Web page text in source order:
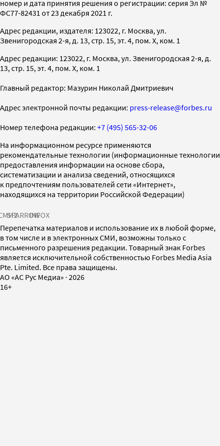
номер и дата принятия решения о регистрации: серия Эл №
ФС77-82431 от 23 декабря 2021 г.
Адрес редакции, издателя: 123022, г. Москва, ул.
Звенигородская 2-я, д. 13, стр. 15, эт. 4, пом. X, ком. 1
Адрес редакции: 123022, г. Москва, ул. Звенигородская 2-я, д.
13, стр. 15, эт. 4, пом. X, ком. 1
Главный редактор: Мазурин Николай Дмитриевич
Адрес электронной почты редакции: press-release@forbes.ru
Номер телефона редакции: +7 (495) 565-32-06
На информационном ресурсе применяются
рекомендательные технологии (информационные технологии
предоставления информации на основе сбора,
систематизации и анализа сведений, относящихся
к предпочтениям пользователей сети «Интернет»,
находящихся на территории Российской Федерации)
SPARROWINFOX
Перепечатка материалов и использование их в любой форме,
в том числе и в электронных СМИ, возможны только с
письменного разрешения редакции. Товарный знак Forbes
является исключительной собственностью Forbes Media Asia
Pte. Limited. Все права защищены.
AO «АС Рус Медиа» · 2026
16+